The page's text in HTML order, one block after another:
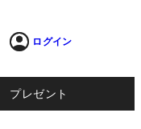
ログイン
プレゼント